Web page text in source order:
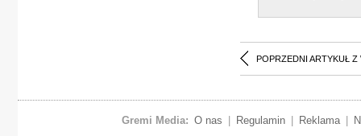
POPRZEDNI ARTYKUŁ Z
Gremi Media: O nas Regulamin Reklama